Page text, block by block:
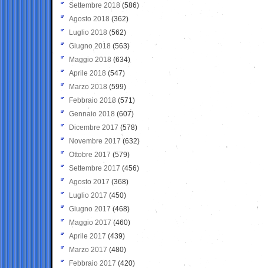
Settembre 2018 (586)
Agosto 2018 (362)
Luglio 2018 (562)
Giugno 2018 (563)
Maggio 2018 (634)
Aprile 2018 (547)
Marzo 2018 (599)
Febbraio 2018 (571)
Gennaio 2018 (607)
Dicembre 2017 (578)
Novembre 2017 (632)
Ottobre 2017 (579)
Settembre 2017 (456)
Agosto 2017 (368)
Luglio 2017 (450)
Giugno 2017 (468)
Maggio 2017 (460)
Aprile 2017 (439)
Marzo 2017 (480)
Febbraio 2017 (420)